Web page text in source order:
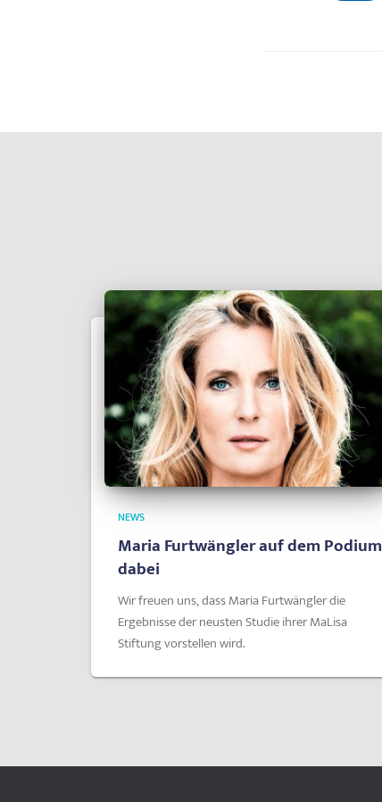
NEWS
Maria Furtwängler auf dem Podium
dabei
Wir freuen uns, dass Maria Furtwängler die
Ergebnisse der neusten Studie ihrer MaLisa
Stiftung vorstellen wird.